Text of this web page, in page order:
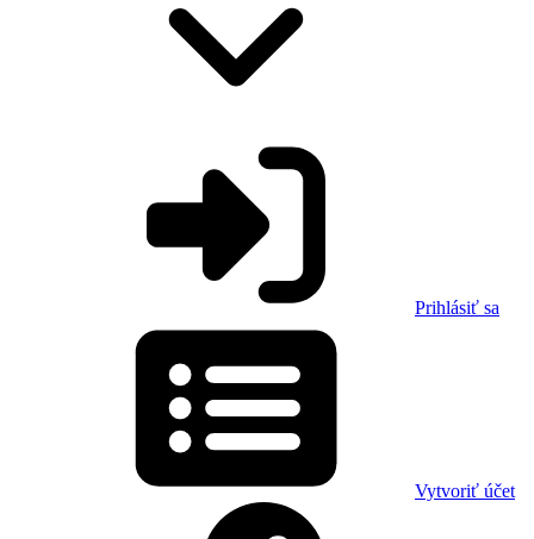
Prihlásiť sa
Vytvoriť účet